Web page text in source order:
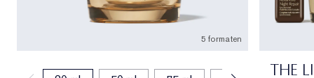
5 formaten
THE